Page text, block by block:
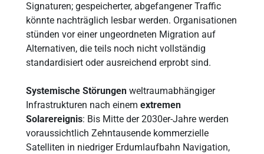
Signaturen; gespeicherter, abgefangener Traffic
könnte nachträglich lesbar werden. Organisationen
stünden vor einer ungeordneten Migration auf
Alternativen, die teils noch nicht vollständig
standardisiert oder ausreichend erprobt sind.
Systemische Störungenweltraumabhängiger
Infrastrukturen nach einem extremen
Solarereignis: Bis Mitte der 2030er-Jahre werden
voraussichtlich Zehntausende kommerzielle
Satelliten in niedriger Erdumlaufbahn Navigation,